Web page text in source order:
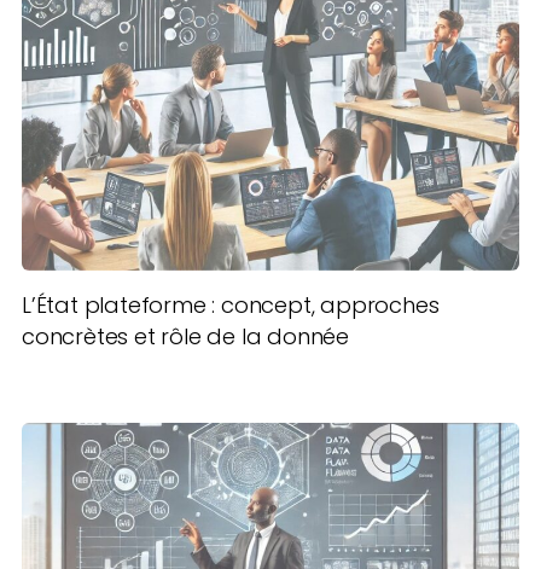
L’État plateforme : concept, approches
concrètes et rôle de la donnée